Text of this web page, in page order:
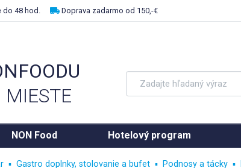
do 48 hod. Doprava zadarmo od 150,-€
NON Food Hotelový program
Gastro doplnky, stolovanie a bufet Podnosy a tácky